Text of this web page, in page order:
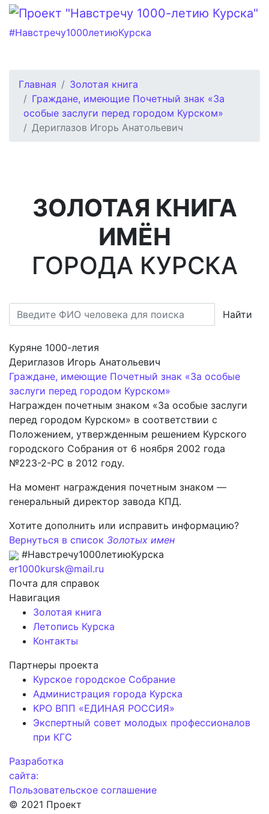
#Навстречу1000летиюКурска
Главная
Золотая книга
Граждане, имеющие Почетный знак «За
особые заслуги перед городом Курском»
Дериглазов Игорь Анатольевич
ЗОЛОТАЯ КНИГА
ИМЁН
ГОРОДА КУРСКА
Найти
Куряне 1000-летия
Дериглазов Игорь Анатольевич
Граждане, имеющие Почетный знак «За особые
заслуги перед городом Курском»
Награжден почетным знаком «За особые заслуги
перед городом Курском» в соответствии с
Положением, утвержденным решением Курского
городского Собрания от 6 ноября 2002 года
№223-2-РС в 2012 году.
На момент награждения почетным знаком —
генеральный директор завода КПД.
Хотите дополнить или исправить информацию?
Вернуться в список Золотых имен
#Навстречу1000летиюКурска
er1000kursk@mail.ru
Почта для справок
Навигация
Золотая книга
Летопись Курска
Контакты
Партнеры проекта
Курское городское Собрание
Администрация города Курска
КРО ВПП «ЕДИНАЯ РОССИЯ»
Экспертный совет молодых профессионалов
при КГС
Разработка
сайта:
Пользовательское соглашение
© 2021 Проект